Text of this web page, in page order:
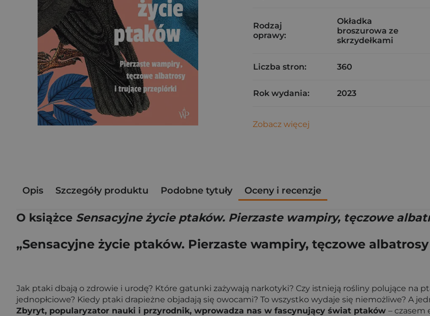
Rodzaj
oprawy:
Okładka
broszurowa ze
skrzydełkami
Liczba stron: 360
Rok wydania: 2023
Zobacz więcej
Opis Szczegóły produktu Podobne tytuły Oceny i recenzje
O książce Sensacyjne życie ptaków. Pierzaste wampiry, tęczowe
„Sensacyjne życie ptaków. Pierzaste wampiry, tęczowe
Jak ptaki dbają o zdrowie i urodę? Które gatunki zażywają narkotyki? Czy istnieją rośliny polujące na
jednopłciowe? Kiedy ptaki drapieżne objadają się owocami? To wszystko wydaje się niemożliwe? A
Zbyryt, popularyzator nauki i przyrodnik, wprowadza nas w fascynujący świat ptaków – czasem